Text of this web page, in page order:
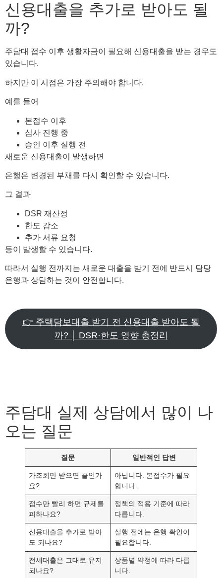
신용대출을 추가로 받아도 될
까?
주담대 접수 이후 생활자금이 필요해 신용대출을 받는 경우도
있습니다.
하지만 이 시점은 가장 주의해야 합니다.
예를 들어
본접수 이후
심사 진행 중
승인 이후 실행 전
새로운 신용대출이 발생하면
은행은 변경된 부채를 다시 확인할 수 있습니다.
그 결과
DSR 재산정
한도 감소
추가 서류 요청
등이 발생할 수 있습니다.
따라서 실행 전까지는 새로운 대출을 받기 전에 반드시 담당
은행과 상담하는 것이 안전합니다.
👉 주택담보대출 받기 전 신용대출 받아도 될
까? │ DSR·한도 영향 총정리
주담대 실제 상담에서 많이 나
오는 질문
질문 일반적인 답변
가조회만 받으면 끝인가
요?
아닙니다. 본접수가 필요
합니다.
접수만 빨리 하면 규제를
피하나요?
정책의 적용 기준에 따라
다릅니다.
신용대출을 추가로 받아
도 되나요?
실행 전에는 은행 확인이
필요합니다.
전세대출은 그대로 유지
되나요?
상품별 약정에 따라 다릅
니다.